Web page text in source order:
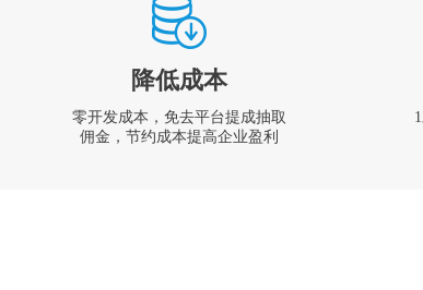
降低成本
零开发成本，免去平台提成抽取
佣金，节约成本提高企业盈利